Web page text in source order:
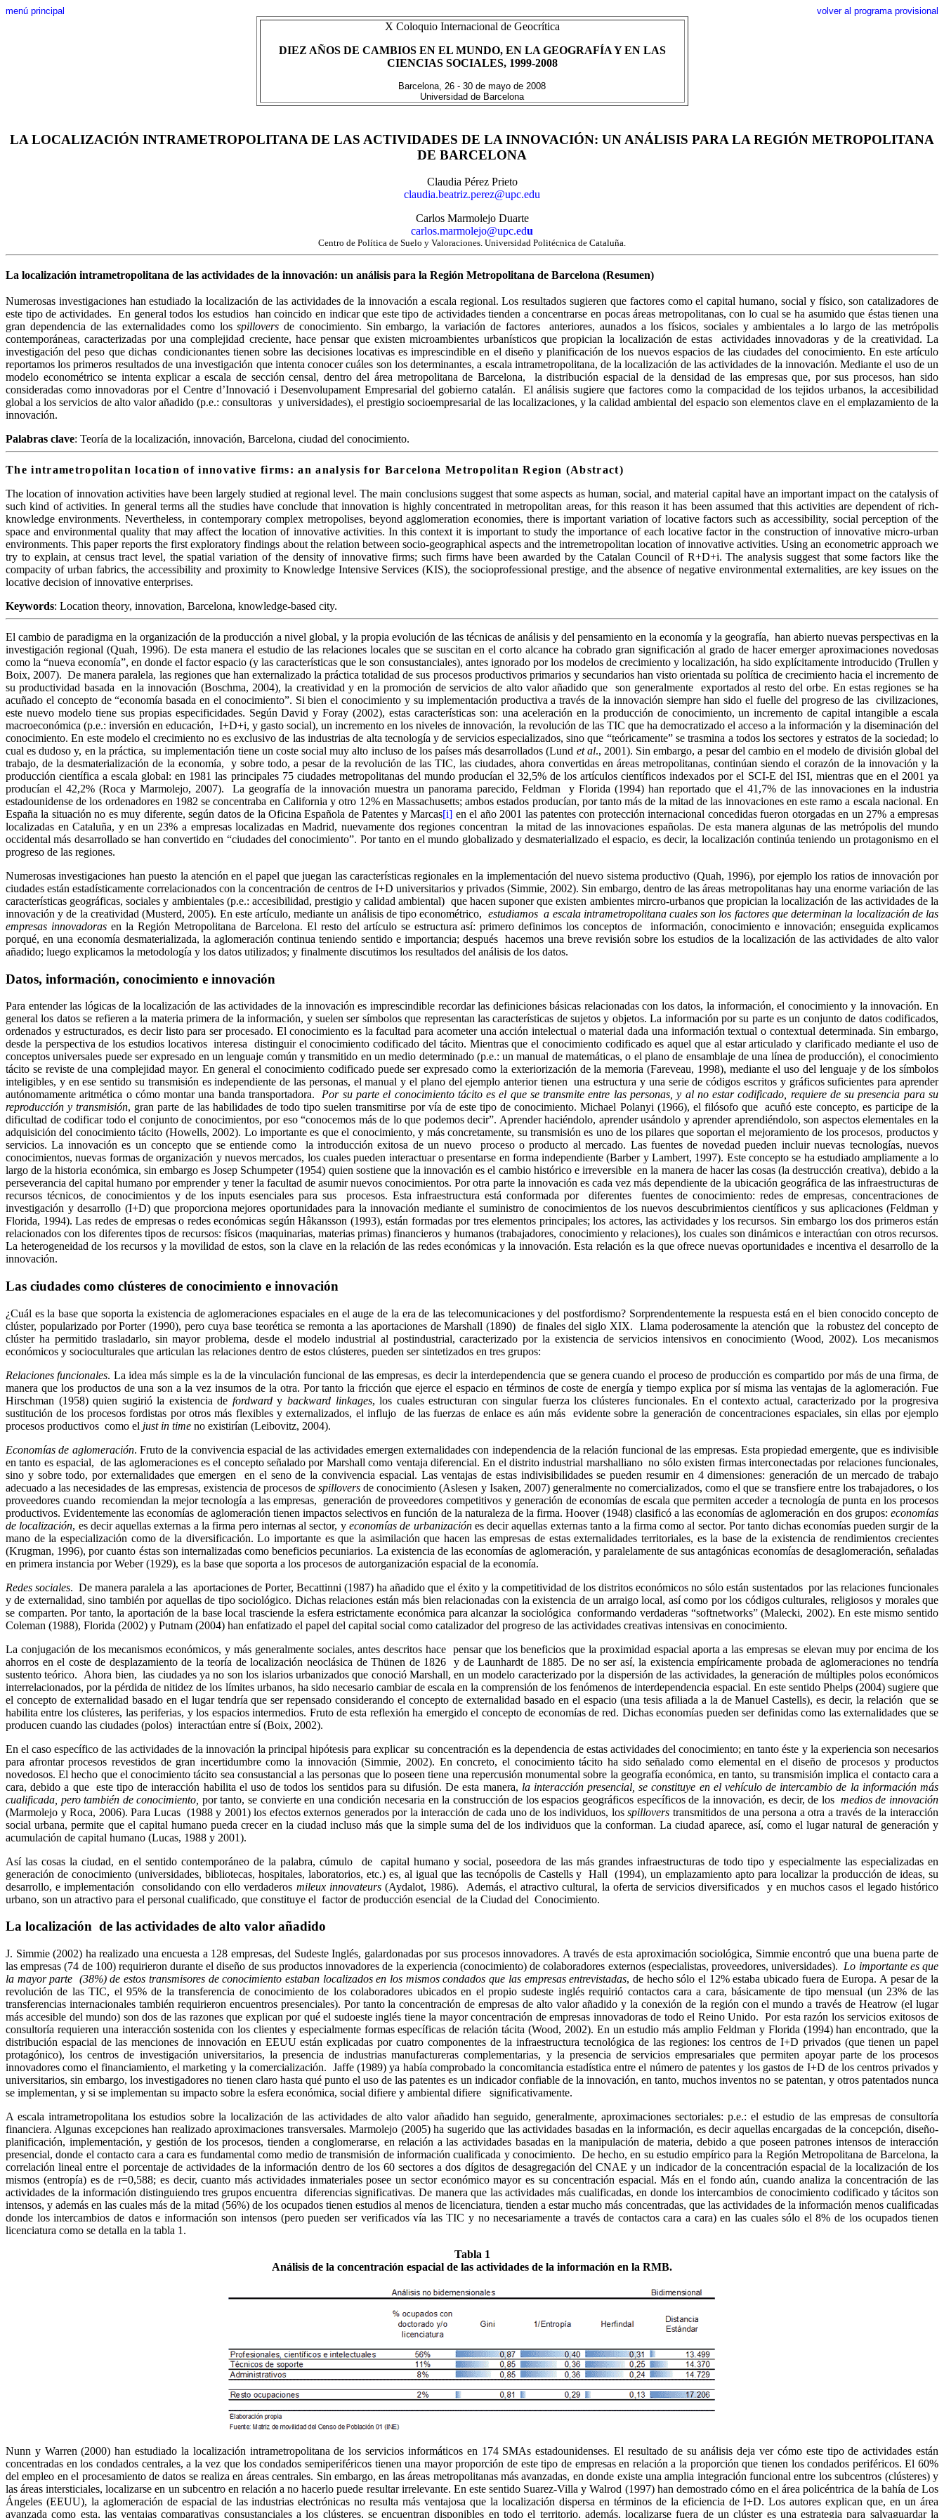
menú principal volver al programa provisional
X Coloquio Internacional de Geocrítica
DIEZ AÑOS DE CAMBIOS EN EL MUNDO, EN LA GEOGRAFÍA Y EN LAS
CIENCIAS SOCIALES, 1999-2008
Barcelona, 26 - 30 de mayo de 2008
Universidad de Barcelona
LA LOCALIZACIÓN INTRAMETROPOLITANA DE LAS ACTIVIDADES DE LA INNOVACIÓN: UN ANÁLISIS PARA LA REGIÓN METROPOLITANA
DE BARCELONA
Claudia Pérez Prieto
claudia.beatriz.perez@upc.edu
Carlos Marmolejo Duarte
carlos.marmolejo@upc.edu
Centro de Política de Suelo y Valoraciones. Universidad Politécnica de Cataluña.
La localización intrametropolitana de las actividades de la innovación: un análisis para la Región Metropolitana de Barcelona (Resumen)
Numerosas investigaciones han estudiado la localización de las actividades de la innovación a escala regional. Los resultados sugieren que factores como el capital humano, social y físico, son catalizadores de
este tipo de actividades. En general todos los estudios han coincido en indicar que este tipo de actividades tienden a concentrarse en pocas áreas metropolitanas, con lo cual se ha asumido que éstas tienen una
gran dependencia de las externalidades como losspillovers de conocimiento. Sin embargo, la variación de factores anteriores, aunados a los físicos, sociales y ambientales a lo largo de las metrópolis
contemporáneas, caracterizadas por una complejidad creciente, hace pensar que existenmicroambientes urbanísticos que propician la localización de estas actividades innovadoras y de la creatividad. La
investigación del peso que dichas condicionantes tienen sobre las decisiones locativas es imprescindible en el diseño y planificación de los nuevos espacios de las ciudades del conocimiento. En este artículo
reportamos los primeros resultados de una investigación que intenta conocer cuáles son los determinantes, a escala intrametropolitana, de la localización de las actividades de la innovación. Mediante el uso de un
modelo econométrico se intenta explicar a escala de sección censal, dentro del área metropolitana de Barcelona, la distribución espacial de la densidad de las empresas que, por sus procesos, han sido
consideradas como innovadoras por el Centred’Innovació iDesenvolupament Empresarial del gobierno catalán. El análisis sugiere que factores como la compacidad de los tejidos urbanos, la accesibilidad
global a los servicios de alto valor añadido (p.e.: consultoras y universidades), el prestigiosocioempresarial de las localizaciones, y la calidad ambiental del espacio son elementos clave en el emplazamiento de la
innovación.
Palabras clave: Teoría de la localización, innovación, Barcelona, ciudad del conocimiento.
Theintrametropolitan location of innovative firms: an analysis for Barcelona Metropolitan Region (Abstract)
The location of innovation activities have been largely studied at regional level. The main conclusions suggest that some aspects as human, social, and material capital have an important impact on the catalysis of
such kind of activities. In general terms all the studies have conclude that innovation is highly concentrated in metropolitan areas, for this reason it has been assumed that this activities are dependent of rich-
knowledge environments. Nevertheless, in contemporary complex metropolises, beyond agglomeration economies, there is important variation of locative factors such as accessibility, social perception of the
space and environmental quality that may affect the location of innovative activities. In this context it is important to study the importance of each locative factor in the construction of innovative micro-urban
environments. This paper reports the first exploratory findings about the relation between socio-geographical aspects and theintremetropolitan location of innovative activities. Using an econometric approach we
try to explain, at census tract level, the spatial variation of the density of innovative firms; such firms have been awarded by the Catalan Council of R+D+i. The analysis suggest that some factors like the
compacity of urban fabrics, the accessibility and proximity to Knowledge Intensive Services (KIS), the socioprofessional prestige, and the absence of negative environmental externalities, are key issues on the
locative decision of innovative enterprises.
Keywords: Location theory, innovation, Barcelona, knowledge-based city.
El cambio de paradigma en la organización de la producción a nivel global, y la propia evolución de las técnicas de análisis y del pensamiento en la economía y la geografía, han abierto nuevas perspectivas en la
investigación regional (Quah, 1996). De esta manera el estudio de las relaciones locales que se suscitan en el corto alcance ha cobrado gran significación al grado de hacer emerger aproximaciones novedosas
como la “nueva economía”, en donde el factor espacio (y las características que le son consustanciales), antes ignorado por los modelos de crecimiento y localización, ha sido explícitamente introducido (Trullen y
Boix, 2007). De manera paralela, las regiones que han externalizado la práctica totalidad de sus procesos productivos primarios y secundarios han visto orientada su política de crecimiento hacia el incremento de
su productividad basada en la innovación (Boschma, 2004), la creatividad y en la promoción de servicios de alto valor añadido que son generalmente exportados al resto del orbe. En estas regiones se ha
acuñado el concepto de “economía basada en el conocimiento”. Si bien el conocimiento y su implementación productiva a través de la innovación siempre han sido el fuelle del progreso de las civilizaciones,
este nuevo modelo tiene sus propias especificidades. Según David yForay (2002), estas características son: una aceleración en la producción de conocimiento, un incremento de capital intangible a escala
macroeconómica (p.e.: inversión en educación, I+D+i, y gasto social), un incremento en los niveles de innovación, la revolución de las TIC que ha democratizado el acceso a la información y la diseminación del
conocimiento. En este modelo el crecimiento no es exclusivo de las industrias de alta tecnología y de servicios especializados, sino que “teóricamente” se trasmina a todos los sectores y estratos de la sociedad; lo
cual es dudoso y, en la práctica, su implementación tiene un coste social muy alto incluso de los países más desarrollados (Lund et al., 2001). Sin embargo, a pesar del cambio en el modelo de división global del
trabajo, de la desmaterialización de la economía, y sobre todo, a pesar de la revolución de las TIC, las ciudades, ahora convertidas en áreas metropolitanas, continúan siendo el corazón de la innovación y la
producción científica a escala global: en 1981 las principales 75 ciudades metropolitanas del mundo producían el 32,5% de los artículos científicos indexados por el SCI-E del ISI, mientras que en el 2001 ya
producían el 42,2% (Roca y Marmolejo, 2007). La geografía de la innovación muestra un panorama parecido, Feldman y Florida (1994) han reportado que el 41,7% de las innovaciones en la industria
estadounidense de los ordenadores en 1982 se concentraba en California y otro 12% en Massachusetts; ambos estados producían, por tanto más de la mitad de las innovaciones en este ramo a escala nacional. En
España la situación no es muy diferente, según datos de la Oficina Española de Patentes y Marcas[i] en el año 2001 las patentes con protección internacional concedidas fueron otorgadas en un 27% a empresas
localizadas en Cataluña, y en un 23% a empresas localizadas en Madrid, nuevamente dos regiones concentran la mitad de las innovaciones españolas. De esta manera algunas de las metrópolis del mundo
occidental más desarrollado se han convertido en “ciudades del conocimiento”. Por tanto en el mundo globalizado y desmaterializado el espacio, es decir, la localización continúa teniendo un protagonismo en el
progreso de las regiones.
Numerosas investigaciones han puesto la atención en el papel que juegan las características regionales en la implementación del nuevo sistema productivo (Quah, 1996), por ejemplo los ratios de innovación por
ciudades están estadísticamente correlacionados con la concentración de centros de I+D universitarios y privados (Simmie, 2002). Sin embargo, dentro de las áreas metropolitanas hay una enorme variación de las
características geográficas, sociales y ambientales (p.e.: accesibilidad, prestigio y calidad ambiental) que hacen suponer que existen ambientes mircro-urbanos que propician la localización de las actividades de la
innovación y de la creatividad (Musterd, 2005). En este artículo, mediante un análisis de tipo econométrico, estudiamos a escala intrametropolitanacuales son los factores que determinan la localización de las
empresas innovadorasen la Región Metropolitana de Barcelona. El resto del artículo se estructura así: primero definimos los conceptos de información, conocimiento e innovación; enseguida explicamos
porqué, en una economía desmaterializada, la aglomeración continua teniendo sentido e importancia; después hacemos una breve revisión sobre los estudios de la localización de las actividades de alto valor
añadido; luego explicamos la metodología y los datos utilizados; y finalmente discutimos los resultados del análisis de los datos.
Datos, información, conocimiento e innovación
Para entender las lógicas de la localización de las actividades de la innovación es imprescindible recordar las definiciones básicas relacionadas con los datos, la información, el conocimiento y la innovación. En
general los datos se refieren a la materia primera de la información, y suelen ser símbolos que representan las características de sujetos y objetos. La información por su parte es un conjunto de datos codificados,
ordenados y estructurados, es decir listo para ser procesado. El conocimiento es la facultad para acometer una acción intelectual o material dada una información textual o contextual determinada. Sin embargo,
desde la perspectiva de los estudios locativos interesa distinguir el conocimiento codificado del tácito. Mientras que el conocimiento codificado es aquel que al estar articulado y clarificado mediante el uso de
conceptos universales puede ser expresado en un lenguaje común y transmitido en un medio determinado (p.e.: un manual de matemáticas, o el plano de ensamblaje de una línea de producción), el conocimiento
tácito se reviste de una complejidad mayor. En general el conocimiento codificado puede ser expresado como la exteriorización de la memoria (Fareveau, 1998), mediante el uso del lenguaje y de los símbolos
inteligibles, y en ese sentido su transmisión es independiente de las personas, el manual y el plano del ejemplo anterior tienen una estructura y una serie de códigos escritos y gráficos suficientes para aprender
autónomamente aritmética o cómo montar una banda transportadora. Por su parte el conocimiento tácito es el que se transmite entre las personas, y al no estar codificado, requiere de su presencia para su
reproducción y transmisión, gran parte de las habilidades de todo tipo suelen transmitirse por vía de este tipo de conocimiento. Michael Polanyi (1966), el filósofo que acuñó este concepto, es participe de la
dificultad de codificar todo el conjunto de conocimientos, por eso “conocemos más de lo que podemos decir”. Aprender haciéndolo, aprender usándolo y aprender aprendiéndolo, son aspectos elementales en la
adquisición del conocimiento tácito (Howells, 2002). Lo importante es que el conocimiento, y más concretamente, su transmisión es uno de los pilares que soportan el mejoramiento de los procesos, productos y
servicios. La innovación es un concepto que se entiende como la introducción exitosa de un nuevo proceso o producto al mercado. Las fuentes de novedad pueden incluir nuevas tecnologías, nuevos
conocimientos, nuevas formas de organización y nuevos mercados, los cuales pueden interactuar o presentarse en forma independiente (Barber y Lambert, 1997). Este concepto se ha estudiado ampliamente a lo
largo de la historia económica, sin embargo es Josep Schumpeter(1954) quien sostiene que la innovación es el cambio histórico e irreversible en la manera de hacer las cosas (la destrucción creativa), debido a la
perseverancia del capital humano por emprender y tener la facultad de asumir nuevos conocimientos. Por otra parte la innovación es cada vez más dependiente de la ubicación geográfica de las infraestructuras de
recursos técnicos, de conocimientos y de los inputsesenciales para sus procesos. Esta infraestructura está conformada por diferentes fuentes de conocimiento: redes de empresas, concentraciones de
investigación y desarrollo (I+D) que proporciona mejores oportunidades para la innovación mediante el suministro de conocimientos de los nuevos descubrimientos científicos y sus aplicaciones (Feldman y
Florida, 1994). Las redes de empresas o redes económicas según Hâkansson (1993), están formadas por tres elementos principales; los actores, las actividades y los recursos. Sin embargo los dos primeros están
relacionados con los diferentes tipos de recursos: físicos (maquinarias, materias primas) financieros y humanos (trabajadores, conocimiento y relaciones), los cuales son dinámicos e interactúan con otros recursos.
La heterogeneidad de los recursos y la movilidad de estos, son la clave en la relación de las redes económicas y la innovación. Esta relación es la que ofrece nuevas oportunidades e incentiva el desarrollo de la
innovación.
Las ciudades como clústeres de conocimiento e innovación
¿Cuál es la base que soporta la existencia de aglomeraciones espaciales en el auge de la era de las telecomunicaciones y del postfordismo? Sorprendentemente la respuesta está en el bien conocido concepto de
clúster, popularizado por Porter (1990), pero cuya base teorética se remonta a las aportaciones de Marshall (1890) de finales del siglo XIX. Llama poderosamente la atención que la robustez del concepto de
clúster ha permitido trasladarlo, sin mayor problema, desde el modelo industrial al postindustrial, caracterizado por la existencia de servicios intensivos en conocimiento (Wood, 2002). Los mecanismos
económicos y socioculturales que articulan las relaciones dentro de estos clústeres, pueden ser sintetizados en tres grupos:
Relaciones funcionales. La idea más simple es la de la vinculación funcional de las empresas, es decir la interdependencia que se genera cuando el proceso de producción es compartido por más de una firma, de
manera que los productos de una son a la vez insumos de la otra. Por tanto la fricción que ejerce el espacio en términos de coste de energía y tiempo explica por sí misma las ventajas de la aglomeración. Fue
Hirschman (1958) quien sugirió la existencia de fordwardybackward linkages, los cuales estructuran con singular fuerza los clústeres funcionales. En el contexto actual, caracterizado por la progresiva
sustitución de los procesosfordistas por otros más flexibles y externalizados, el influjo de las fuerzas de enlace es aún más evidente sobre la generación de concentraciones espaciales, sin ellas por ejemplo
procesos productivos como el justin time no existirían (Leibovitz, 2004).
Economías de aglomeración. Fruto de la convivencia espacial de las actividades emergen externalidades con independencia de la relación funcional de las empresas. Esta propiedad emergente, que es indivisible
en tanto es espacial, de las aglomeraciones es el concepto señalado por Marshall como ventaja diferencial. En el distrito industrial marshallianono sólo existen firmas interconectadas por relaciones funcionales,
sino y sobre todo, por externalidades que emergen en el seno de la convivencia espacial. Las ventajas de estas indivisibilidades se pueden resumir en 4 dimensiones: generación de un mercado de trabajo
adecuado a las necesidades de las empresas, existencia de procesos despillovers de conocimiento (Aslesen y Isaken, 2007) generalmente no comercializados, como el que se transfiere entre los trabajadores, o los
proveedores cuando recomiendan la mejor tecnología a las empresas, generación de proveedores competitivos y generación de economías de escala que permiten acceder a tecnología de punta en los procesos
productivos. Evidentemente las economías de aglomeración tienen impactos selectivos en función de la naturaleza de la firma.Hoover(1948) clasificó a las economías de aglomeración en dos grupos:economías
de localización, es decir aquellas externas a la firma pero internas al sector, yeconomías de urbanizaciónes decir aquellas externas tanto a la firma como al sector. Por tanto dichas economías pueden surgir de la
mano de la especialización como de la diversificación. Lo importante es que la asimilación que hacen las empresas de estas externalidades territoriales, es la base de la existencia de rendimientos crecientes
(Krugman, 1996), por cuanto éstas son internalizadas como beneficios pecuniarios. La existencia de las economías de aglomeración, y paralelamente de sus antagónicas economías de desaglomeración, señaladas
en primera instancia por Weber (1929), es la base que soporta a los procesos de autorganización espacial de la economía.
Redes sociales. De manera paralela a las aportaciones de Porter,Becattinni (1987) ha añadido que el éxito y la competitividad de los distritos económicos no sólo están sustentados por las relaciones funcionales
y de externalidad, sino también por aquellas de tipo sociológico. Dichas relaciones están más bien relacionadas con la existencia de un arraigo local, así como por los códigos culturales, religiosos y morales que
se comparten. Por tanto, la aportación de la base local trasciende la esfera estrictamente económica para alcanzar la sociológica conformando verdaderas “softnetworks” (Malecki, 2002). En este mismo sentido
Coleman (1988), Florida (2002) y Putnam (2004) han enfatizado el papel del capital social como catalizador del progreso de las actividades creativas intensivas en conocimiento.
La conjugación de los mecanismos económicos, y más generalmente sociales, antes descritos hace pensar que los beneficios que la proximidad espacial aporta a las empresas se elevan muy por encima de los
ahorros en el coste de desplazamiento de la teoría de localización neoclásica deThünen de 1826 y deLaunhardt de 1885. De no ser así, la existencia empíricamente probada de aglomeraciones no tendría
sustento teórico. Ahora bien, las ciudades ya no son los islarios urbanizados que conoció Marshall, en un modelo caracterizado por la dispersión de las actividades, la generación de múltiples polos económicos
interrelacionados, por la pérdida de nitidez de los límites urbanos, ha sido necesario cambiar de escala en la comprensión de los fenómenos de interdependencia espacial. En este sentido Phelps(2004) sugiere que
el concepto de externalidad basado en el lugar tendría que ser repensado considerando el concepto de externalidad basado en el espacio (una tesis afiliada a la de Manuel Castells), es decir, la relación que se
habilita entre los clústeres, las periferias, y los espacios intermedios. Fruto de esta reflexión ha emergido el concepto de economías de red. Dichas economías pueden ser definidas como las externalidades que se
producen cuando las ciudades (polos) interactúan entre sí (Boix, 2002).
En el caso específico de las actividades de la innovación la principal hipótesis para explicar su concentración es la dependencia de estas actividades del conocimiento; en tanto éste y la experiencia son necesarios
para afrontar procesos revestidos de gran incertidumbre como la innovación (Simmie, 2002). En concreto, el conocimiento tácito ha sido señalado como elemental en el diseño de procesos y productos
novedosos.El hecho que el conocimiento tácito sea consustancial a las personas que lo poseen tiene una repercusión monumental sobre la geografía económica, en tanto, su transmisión implica el contacto cara a
cara, debido a que este tipo de interacción habilita el uso de todos los sentidos para su difusión.De esta manera, la interacción presencial, se constituye en el vehículo de intercambio de la información más
cualificada, pero también de conocimiento, por tanto, se convierte en una condición necesaria en la construcción de los espacios geográficos específicos de la innovación, es decir, de los medios de innovación
(Marmolejo y Roca, 2006). Para Lucas (1988 y 2001) los efectos externos generados por la interacción de cada uno de los individuos, losspillovers transmitidos de una persona a otra a través de la interacción
social urbana, permite que el capital humano pueda crecer en la ciudad incluso más que la simple suma del de los individuos que la conforman. La ciudad aparece, así, como el lugar natural de generación y
acumulación de capital humano (Lucas, 1988 y 2001).
Así las cosas la ciudad, en el sentido contemporáneo de la palabra, cúmulo de capital humano y social, poseedora de las más grandes infraestructuras de todo tipo y especialmente las especializadas en
generación de conocimiento (universidades, bibliotecas, hospitales, laboratorios, etc.) es, al igual que las tecnópolisde Castells y Hall (1994), un emplazamiento apto para localizar la producción de ideas, su
desarrollo, e implementación consolidando con ello verdaderos mileux innovateurs (Aydalot, 1986). Además, el atractivo cultural, la oferta de servicios diversificados y en muchos casos el legado histórico
urbano, son un atractivo para el personal cualificado, que constituye el factor de producción esencial de la Ciudad del Conocimiento.
La localización de las actividades de alto valor añadido
J. Simmie(2002) ha realizado una encuesta a 128 empresas, del Sudeste Inglés, galardonadas por sus procesos innovadores. A través de esta aproximación sociológica, Simmieencontró que una buena parte de
las empresas (74 de 100) requirieron durante el diseño de sus productos innovadores de la experiencia (conocimiento) de colaboradores externos (especialistas, proveedores, universidades). Lo importante es que
la mayor parte (38%) de estos transmisores de conocimiento estaban localizados en los mismos condados que las empresas entrevistadas, de hecho sólo el 12% estaba ubicado fuera de Europa. A pesar de la
revolución de las TIC, el 95% de la transferencia de conocimiento de los colaboradores ubicados en el propio sudeste inglés requirió contactos cara a cara, básicamente de tipo mensual (un 23% de las
transferencias internacionales también requirieron encuentros presenciales). Por tanto la concentración de empresas de alto valor añadido y la conexión de la región con el mundo a través deHeatrow (el lugar
más accesible del mundo) son dos de las razones que explican por qué el sudoeste inglés tiene la mayor concentración de empresas innovadoras de todo el Reino Unido. Por esta razón los servicios exitosos de
consultoría requieren una interacción sostenida con los clientes y especialmente formas específicas de relación tácita (Wood, 2002). En un estudio más amplio Feldman y Florida (1994) han encontrado, que la
distribución espacial de las menciones de innovación en EEUU están explicadas por cuatro componentes de la infraestructura tecnológica de las regiones: los centros de I+D privados (que tienen un papel
protagónico), los centros de investigación universitarios, la presencia de industrias manufactureras complementarias, y la presencia de servicios empresariales que permiten apoyar parte de los procesos
innovadores como el financiamiento, el marketing y la comercialización. Jaffe (1989) ya había comprobado la concomitancia estadística entre el número de patentes y los gastos de I+D de los centros privados y
universitarios, sin embargo, los investigadores no tienen claro hasta qué punto el uso de las patentes es un indicador confiable de la innovación, en tanto, muchos inventos no se patentan, y otros patentados nunca
se implementan, y si se implementan su impacto sobre la esfera económica, social difiere y ambiental difiere significativamente.
A escalaintrametropolitana los estudios sobre la localización de las actividades de alto valor añadido han seguido, generalmente, aproximaciones sectoriales:p.e.: el estudio de las empresas de consultoría
financiera. Algunas excepciones han realizado aproximaciones transversales. Marmolejo (2005) ha sugerido que las actividades basadas en la información, es decir aquellas encargadas de la concepción, diseño-
planificación, implementación, y gestión de los procesos, tienden a conglomerarse, en relación a las actividades basadas en la manipulación de materia, debido a que poseen patrones intensos de interacción
presencial, donde el contacto cara a cara es fundamental como medio de transmisión de información cualificada y conocimiento. De hecho, en su estudio empírico para la Región Metropolitana de Barcelona, la
correlación lineal entre el porcentaje de actividades de la información dentro de los 60 sectores a dos dígitos de desagregación del CNAE y un indicador de la concentración espacial de la localización de los
mismos (entropía) es de r=0,588; es decir, cuanto más actividades inmateriales posee un sector económico mayor es su concentración espacial. Más en el fondo aún, cuando analiza la concentración de las
actividades de la información distinguiendo tres grupos encuentra diferencias significativas. De manera que las actividades más cualificadas, en donde los intercambios de conocimiento codificado y tácitos son
intensos, y además en las cuales más de la mitad (56%) de los ocupados tienen estudios al menos de licenciatura, tienden a estar mucho más concentradas, que las actividades de la información menos cualificadas
donde los intercambios de datos e información son intensos (pero pueden ser verificados vía las TIC y no necesariamente a través de contactos cara a cara) en las cuales sólo el 8% de los ocupados tienen
licenciatura como se detalla en la tabla 1.
Tabla 1
Análisis de la concentración espacial de las actividades de la información en la RMB.
Nunn y Warren (2000) han estudiado la localización intrametropolitana de los servicios informáticos en 174 SMAs estadounidenses. El resultado de su análisis deja ver cómo este tipo de actividades están
concentradas en los condados centrales, a la vez que los condados semiperiféricostienen una mayor proporción de este tipo de empresas en relación a la proporción que tienen los condados periféricos. El 60%
del empleo en el procesamiento de datos se realiza en áreas centrales. Sin embargo, en las áreas metropolitanas más avanzadas, en donde existe una amplia integración funcional entre los subcentros (clústeres) y
las áreas intersticiales, localizarse en un subcentro en relación a no hacerlo puede resultar irrelevante. En este sentido Suarez-Villa yWalrod (1997) han demostrado cómo en el áreapolicéntrica de la bahía de Los
Ángeles (EEUU), la aglomeración de espacial de las industrias electrónicas no resulta más ventajosa que la localización dispersa en términos de la eficiencia de I+D. Los autores explican que, en un área
avanzada como esta, las ventajas comparativas consustanciales a los clústeres, se encuentran disponibles en todo el territorio, además, localizarse fuera de un clúster es una estrategia para salvaguardar la